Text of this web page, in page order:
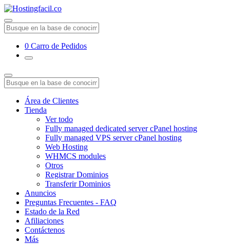
0 Carro de Pedidos
Área de Clientes
Tienda
Ver todo
Fully managed dedicated server cPanel hosting
Fully managed VPS server cPanel hosting
Web Hosting
WHMCS modules
Otros
Registrar Dominios
Transferir Dominios
Anuncios
Preguntas Frecuentes - FAQ
Estado de la Red
Afiliaciones
Contáctenos
Más